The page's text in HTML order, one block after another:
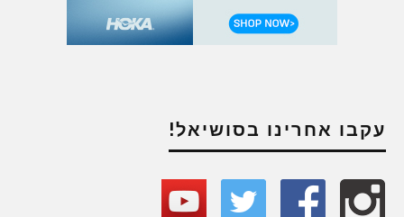
עקבו אחרינו בסושיאל!